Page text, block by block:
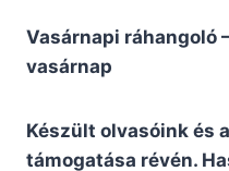
Vasárnapi ráhangoló
vasárnap
Készült olvasóink és
támogatása révén.